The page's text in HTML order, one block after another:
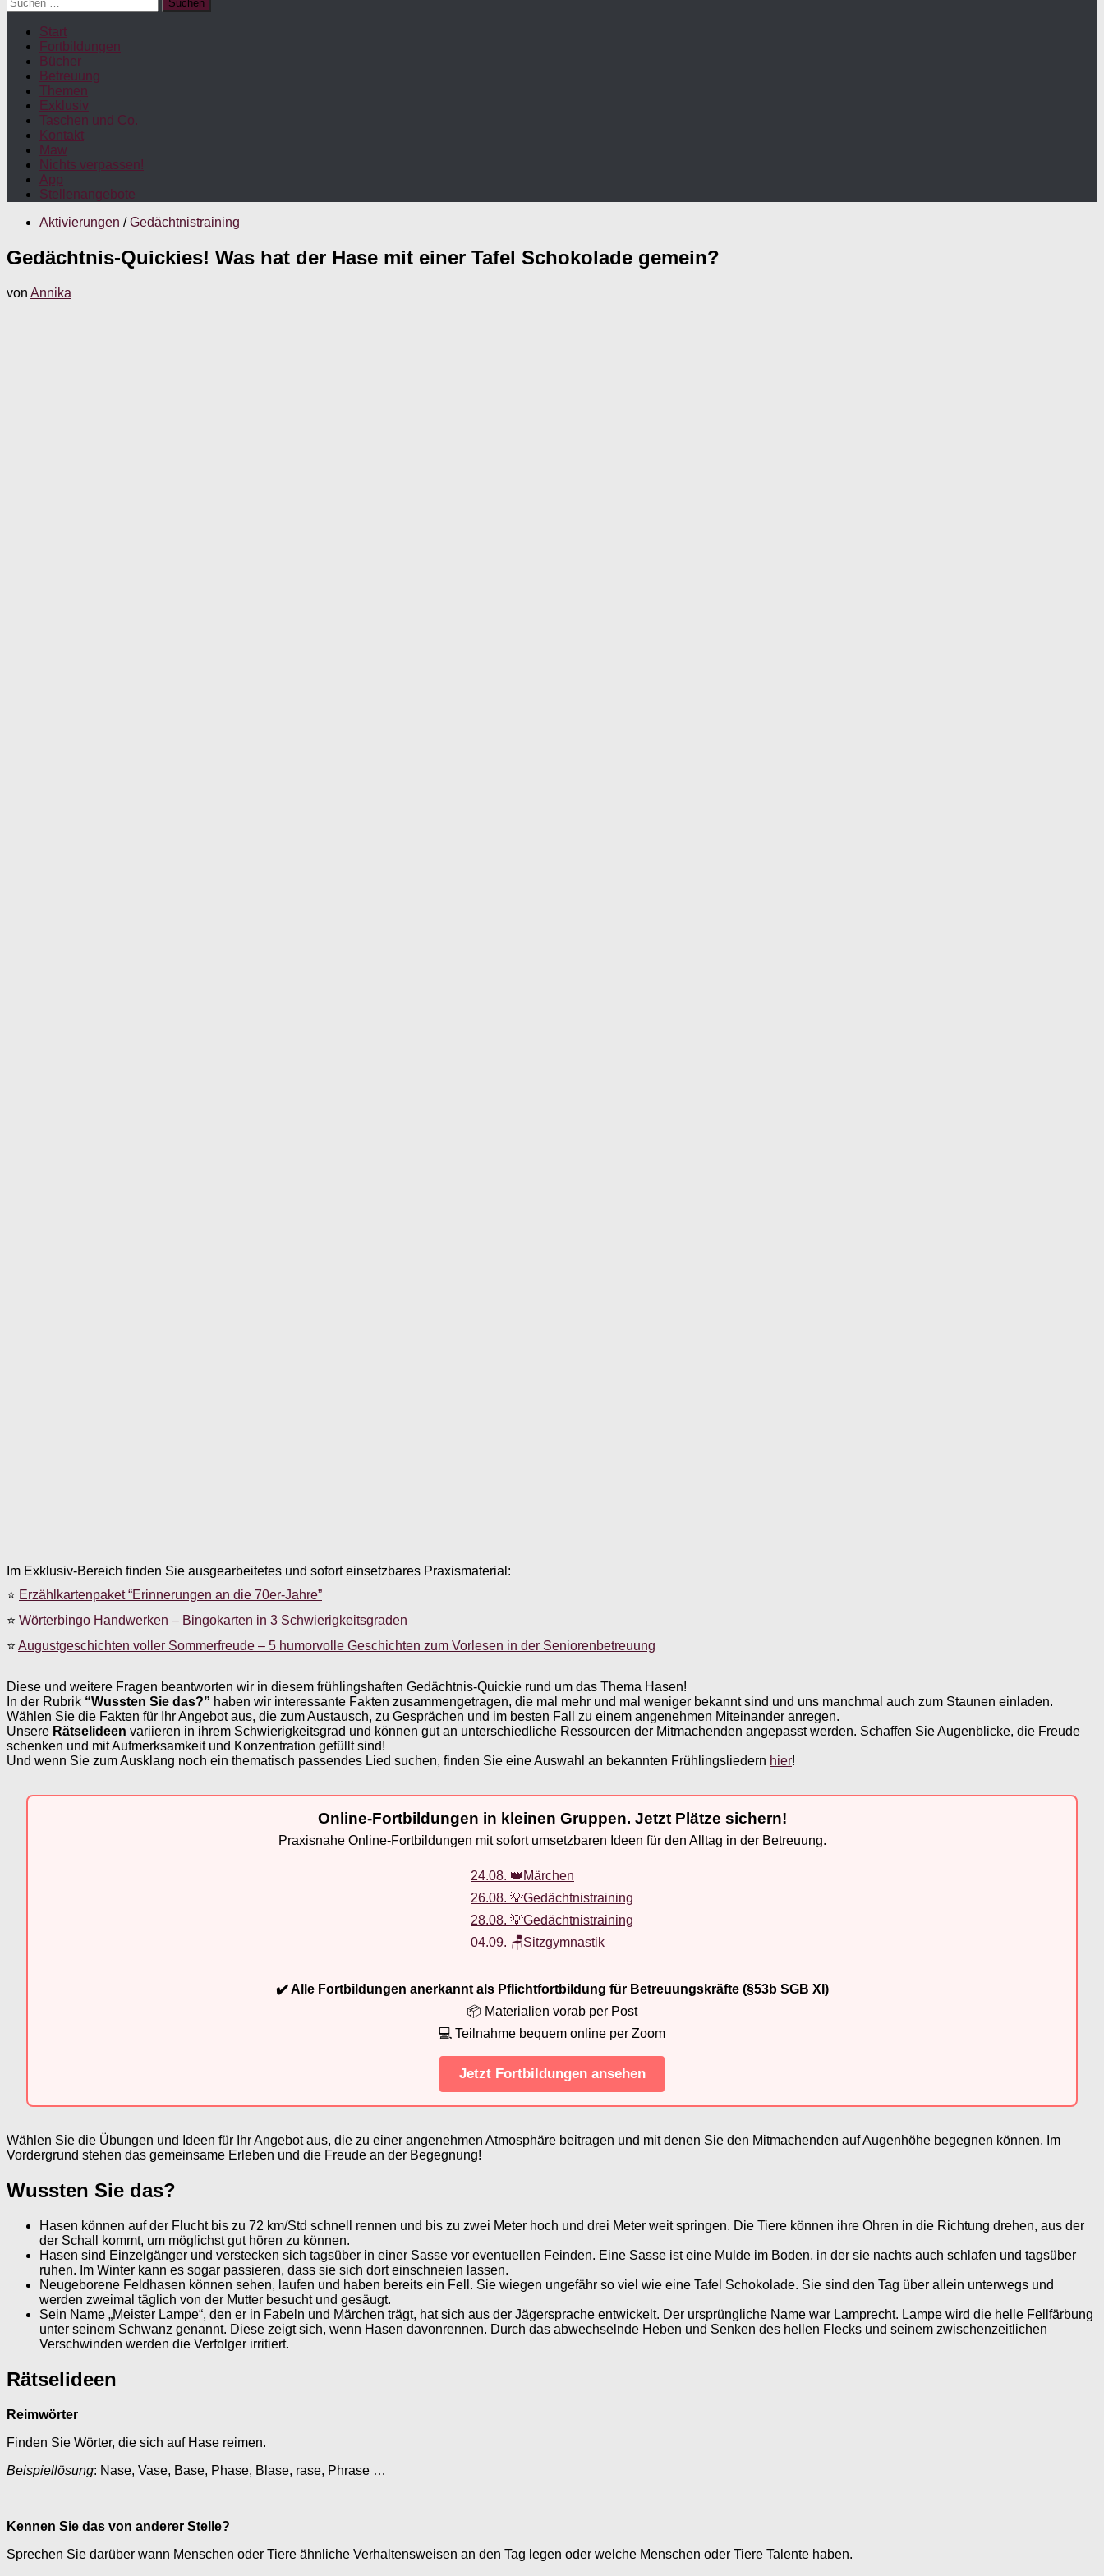
nach:
Start
Fortbildungen
Bücher
Betreuung
Themen
Exklusiv
Taschen und Co.
Kontakt
Maw
Nichts verpassen!
App
Stellenangebote
Aktivierungen / Gedächtnistraining
Gedächtnis-Quickies! Was hat der Hase mit einer Tafel Schokolade gemein?
von Annika
Im Exklusiv-Bereich finden Sie ausgearbeitetes und sofort einsetzbares Praxismaterial:
⭐ Erzählkartenpaket “Erinnerungen an die 70er-Jahre”
⭐ Wörterbingo Handwerken – Bingokarten in 3 Schwierigkeitsgraden
⭐ Augustgeschichten voller Sommerfreude – 5 humorvolle Geschichten zum Vorlesen in der Seniorenbetreuung
Diese und weitere Fragen beantworten wir in diesem frühlingshaften Gedächtnis-Quickie rund um das Thema Hasen!
In der Rubrik “Wussten Sie das?” haben wir interessante Fakten zusammengetragen, die mal mehr und mal weniger bekannt sind und uns manchmal auch zum Staunen einladen.
Wählen Sie die Fakten für Ihr Angebot aus, die zum Austausch, zu Gesprächen und im besten Fall zu einem angenehmen Miteinander anregen.
Unsere Rätselideen variieren in ihrem Schwierigkeitsgrad und können gut an unterschiedliche Ressourcen der Mitmachenden angepasst werden. Schaffen Sie Augenblicke, die Freude
schenken und mit Aufmerksamkeit und Konzentration gefüllt sind!
Und wenn Sie zum Ausklang noch ein thematisch passendes Lied suchen, finden Sie eine Auswahl an bekannten Frühlingsliedern hier!
Online-Fortbildungen in kleinen Gruppen. Jetzt Plätze sichern!
Praxisnahe Online-Fortbildungen mit sofort umsetzbaren Ideen für den Alltag in der Betreuung.
24.08. 👑Märchen
26.08. 💡Gedächtnistraining
28.08. 💡Gedächtnistraining
04.09. 🪑Sitzgymnastik
✔️ Alle Fortbildungen anerkannt als Pflichtfortbildung für Betreuungskräfte (§53b SGB XI)
📦 Materialien vorab per Post
💻 Teilnahme bequem online per Zoom
Jetzt Fortbildungen ansehen
Wählen Sie die Übungen und Ideen für Ihr Angebot aus, die zu einer angenehmen Atmosphäre beitragen und mit denen Sie den Mitmachenden auf Augenhöhe begegnen können. Im
Vordergrund stehen das gemeinsame Erleben und die Freude an der Begegnung!
Wussten Sie das?
Hasen können auf der Flucht bis zu 72 km/Std schnell rennen und bis zu zwei Meter hoch und drei Meter weit springen. Die Tiere können ihre Ohren in die Richtung drehen, aus der
der Schall kommt, um möglichst gut hören zu können.
Hasen sind Einzelgänger und verstecken sich tagsüber in einer Sasse vor eventuellen Feinden. Eine Sasse ist eine Mulde im Boden, in der sie nachts auch schlafen und tagsüber
ruhen. Im Winter kann es sogar passieren, dass sie sich dort einschneien lassen.
Neugeborene Feldhasen können sehen, laufen und haben bereits ein Fell. Sie wiegen ungefähr so viel wie eine Tafel Schokolade. Sie sind den Tag über allein unterwegs und
werden zweimal täglich von der Mutter besucht und gesäugt.
Sein Name „Meister Lampe“, den er in Fabeln und Märchen trägt, hat sich aus der Jägersprache entwickelt. Der ursprüngliche Name war Lamprecht. Lampe wird die helle Fellfärbung
unter seinem Schwanz genannt. Diese zeigt sich, wenn Hasen davonrennen. Durch das abwechselnde Heben und Senken des hellen Flecks und seinem zwischenzeitlichen
Verschwinden werden die Verfolger irritiert.
Rätselideen
Reimwörter
Finden Sie Wörter, die sich auf Hase reimen.
Beispiellösung: Nase, Vase, Base, Phase, Blase, rase, Phrase …
Kennen Sie das von anderer Stelle?
Sprechen Sie darüber wann Menschen oder Tiere ähnliche Verhaltensweisen an den Tag legen oder welche Menschen oder Tiere Talente haben.